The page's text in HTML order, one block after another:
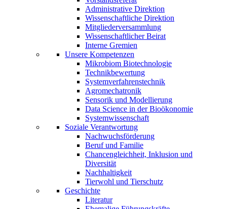
Administrative Direktion
Wissenschaftliche Direktion
Mitgliederversammlung
Wissenschaftlicher Beirat
Interne Gremien
Unsere Kompetenzen
Mikrobiom Biotechnologie
Technikbewertung
Systemverfahrenstechnik
Agromechatronik
Sensorik und Modellierung
Data Science in der Bioökonomie
Systemwissenschaft
Soziale Verantwortung
Nachwuchsförderung
Beruf und Familie
Chancengleichheit, Inklusion und
Diversität
Nachhaltigkeit
Tierwohl und Tierschutz
Geschichte
Literatur